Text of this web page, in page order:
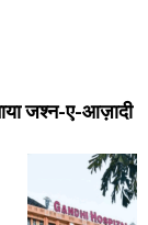
जश्न-ए-आज़ादी